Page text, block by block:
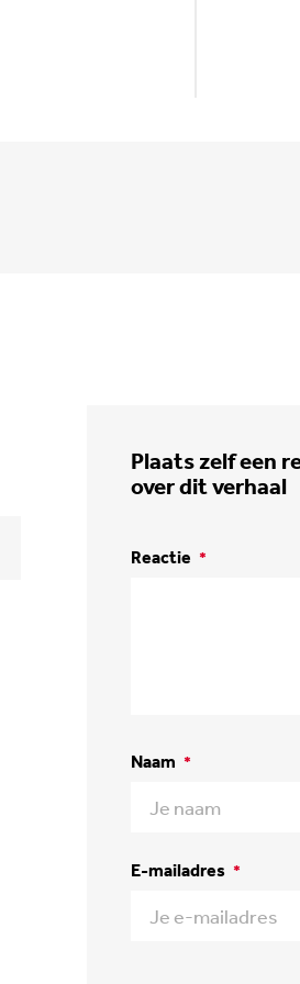
Plaats zelf een
over dit verhaal
Reactie *
Naam *
E-mailadres *